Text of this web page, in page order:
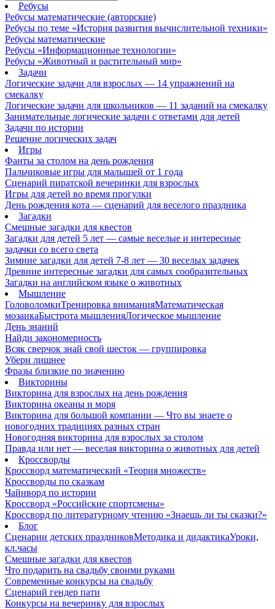
Ребусы
Ребусы математические (авторские)
Ребусы по теме «История развития вычислительной техники»
Ребусы математические
Ребусы «Информационные технологии»
Ребусы «Животный и растительный мир»
Задачи
Логические задачи для взрослых — 14 упражнений на
смекалку
Логические задачи для школьников — 11 заданий на смекалку
Занимательные логические задачи с ответами для детей
Задачи по истории
Решение логических задач
Игры
Фанты за столом на день рождения
Пальчиковые игры для малышей от 1 года
Сценарий пиратской вечеринки для взрослых
Игры для детей во время прогулки
День рождения кота — сценарий для веселого праздника
Загадки
Смешные загадки для квестов
Загадки для детей 5 лет — самые веселые и интересные
задачки со всего света
Зимние загадки для детей 7-8 лет — 30 веселых задачек
Древние интересные загадки для самых сообразительных
Загадки на английском языке о животных
Мышление
ГоловоломкиТренировка вниманияМатематическая
мозаикаБыстрота мышленияЛогическое мышление
День знаний
Найди закономерность
Всяк сверчок знай свой шесток — группировка
Убери лишнее
Фразы близкие по значению
Викторины
Викторина для взрослых на день рождения
Викторина океаны и моря
Викторина для большой компании — Что вы знаете о
новогодних традициях разных стран
Новогодняя викторина для взрослых за столом
Правда или нет — веселая викторина о животных для детей
Кроссворды
Кроссворд математический «Теория множеств»
Кроссворды по сказкам
Чайнворд по истории
Кроссворд «Российские спортсмены»
Кроссворд по литературному чтению «Знаешь ли ты сказки?»
Блог
Сценарии детских праздниковМетодика и дидактикаУроки,
кл.часы
Смешные загадки для квестов
Что подарить на свадьбу своими руками
Современные конкурсы на свадьбу
Сценарий гендер пати
Конкурсы на вечеринку для взрослых